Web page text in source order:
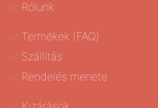
Rólunk
Termékek (FAQ)
Szállítás
Rendelés menete